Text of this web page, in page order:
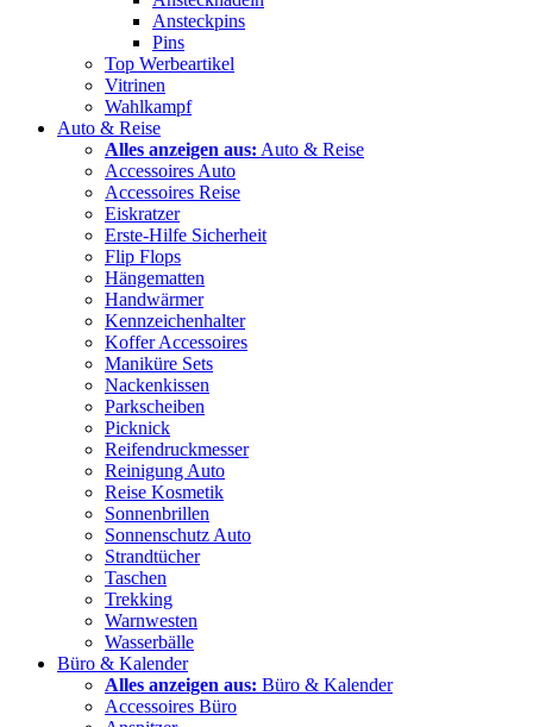
Ansteckpins
Pins
Top Werbeartikel
Vitrinen
Wahlkampf
Auto & Reise
Alles anzeigen aus: Auto & Reise
Accessoires Auto
Accessoires Reise
Eiskratzer
Erste-Hilfe Sicherheit
Flip Flops
Hängematten
Handwärmer
Kennzeichenhalter
Koffer Accessoires
Maniküre Sets
Nackenkissen
Parkscheiben
Picknick
Reifendruckmesser
Reinigung Auto
Reise Kosmetik
Sonnenbrillen
Sonnenschutz Auto
Strandtücher
Taschen
Trekking
Warnwesten
Wasserbälle
Büro & Kalender
Alles anzeigen aus: Büro & Kalender
Accessoires Büro